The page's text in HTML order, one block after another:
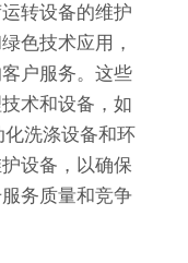
转设备的维护
色技术应用，
户服务。这些
术和设备，如
化洗涤设备和环
设备，以确保
务质量和竞争